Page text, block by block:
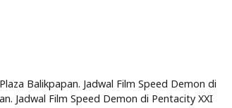
Balikpapan. Jadwal Film Speed Demon di
Jadwal Film Speed Demon di Pentacity XXI